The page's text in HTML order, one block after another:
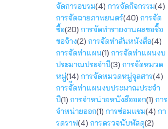
จัดการอบรม(4) การจัดกิจกรรม(4)
การจัดฉายภาพยนตร์(40) การจัด
ซื้อ(20) การจัดทำรายงานผลขอซื้อ
ขอจ้าง(2) การจัดทำสันหนังสือ(4)
การจัดทำแผน(1) การจัดทำแผนงบ
ประมาณประจำปี(3) การจัดหมวด
หมู่(14) การจัดหมวดหมู่จุลสาร(4)
การจัีดทำแผนงบประมาณประจำ
ปี(1) การจำหน่ายหนังสือออก(1) การ
จำหน่ายออก(1) การซ่อมแซม(4) กา
รดราฟ(4) การตรวจนับพัสดุ(2)